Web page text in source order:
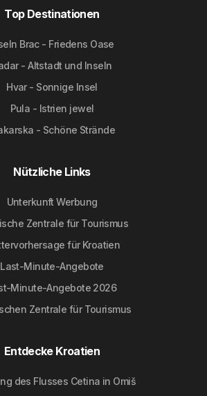
Top Destinationen
Brac - Friedens Oase
- Altstadt und Inseln
Hvar - Sonnige Insel
Pula - Istrien jewel
- Schöne Strände
Nützliche Links
Unterkunft Werbung
Zentrale für Tourismus
für Kroatien
Last-Minute-Angebote
Minute-Angebote 2026
Zentrale für Tourismus
Entdecke Kroatien
des Flusses Cetina in Omiš